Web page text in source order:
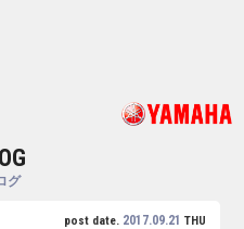
グ
post date. 2017.09.21 THU